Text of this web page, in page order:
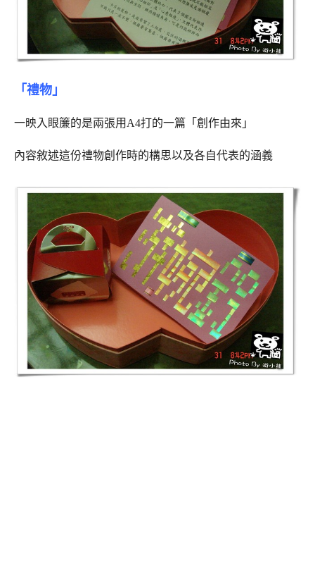
「禮物」
一映入眼簾的是兩張用A4打的一篇「創作由來」
內容敘述這份禮物創作時的構思以及各自代表的涵義